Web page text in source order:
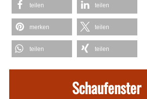
teilen teilen
merken teilen
teilen teilen
Schaufenster